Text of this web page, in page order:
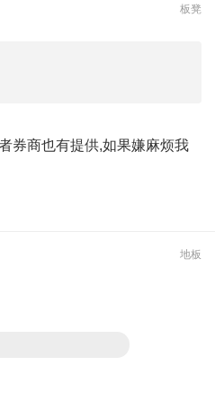
板凳
券商也有提供,如果嫌麻烦我
地板